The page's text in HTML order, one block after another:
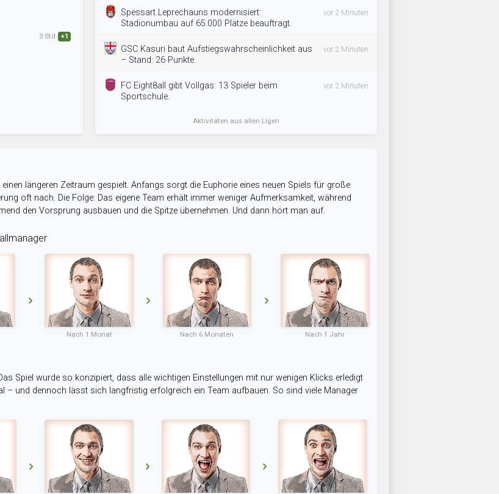
3 Std +1
Spessart Leprechauns modernisiert:
Stadionumbau auf 65.000 Plätze beauftragt.
vor 2 Minuten
GSC Kasuri baut Aufstiegswahrscheinlichkeit aus
– Stand: 26 Punkte.
vor 2 Minuten
FC Eight8all gibt Vollgas: 13 Spieler beim
Sportschule.
vor 2 Minuten
Aktivitäten aus allen Ligen
längeren Zeitraum gespielt. Anfangs sorgt die Euphorie eines neuen Spiels für große
oft nach. Die Folge: Das eigene Team erhält immer weniger Aufmerksamkeit, während
den Vorsprung ausbauen und die Spitze übernehmen. Und dann hört man auf.
Nach 1 Monat Nach 6 Monaten Nach 1 Jahr
Spiel wurde so konzipiert, dass alle wichtigen Einstellungen mit nur wenigen Klicks erledigt
– und dennoch lässt sich langfristig erfolgreich ein Team aufbauen. So sind viele Manager